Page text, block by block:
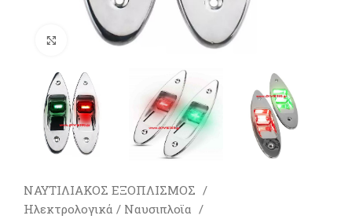
Πατήστε για μεγέθυνση
ΝΑΥΤΙΛΙΑΚΟΣ ΕΞΟΠΛΙΣΜΟΣ
Ηλεκτρολογικά / Ναυσιπλοϊα